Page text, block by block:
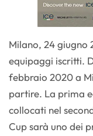
Milano, 24 giugno
equipaggi iscritti.
febbraio 2020 a
partire. La prima
collocati nel
Cup sarà uno dei